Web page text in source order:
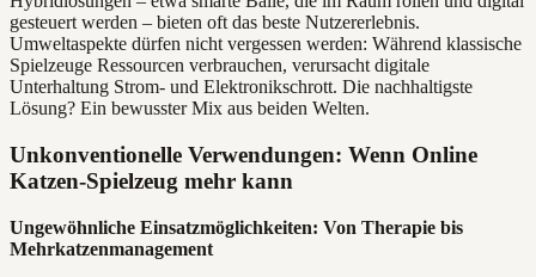
gesteuert werden – bieten oft das beste Nutzererlebnis.
Umweltaspekte dürfen nicht vergessen werden: Während klassische
Spielzeuge Ressourcen verbrauchen, verursacht digitale
Unterhaltung Strom- und Elektronikschrott. Die nachhaltigste
Lösung? Ein bewusster Mix aus beiden Welten.
Unkonventionelle Verwendungen: Wenn Online
Katzen-Spielzeug mehr kann
Ungewöhnliche Einsatzmöglichkeiten: Von Therapie bis
Mehrkatzenmanagement